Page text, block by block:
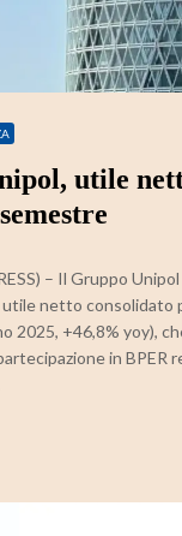
utile
– Il Gruppo
netto consolidato
2025, +46,8% yoy),
in BPER